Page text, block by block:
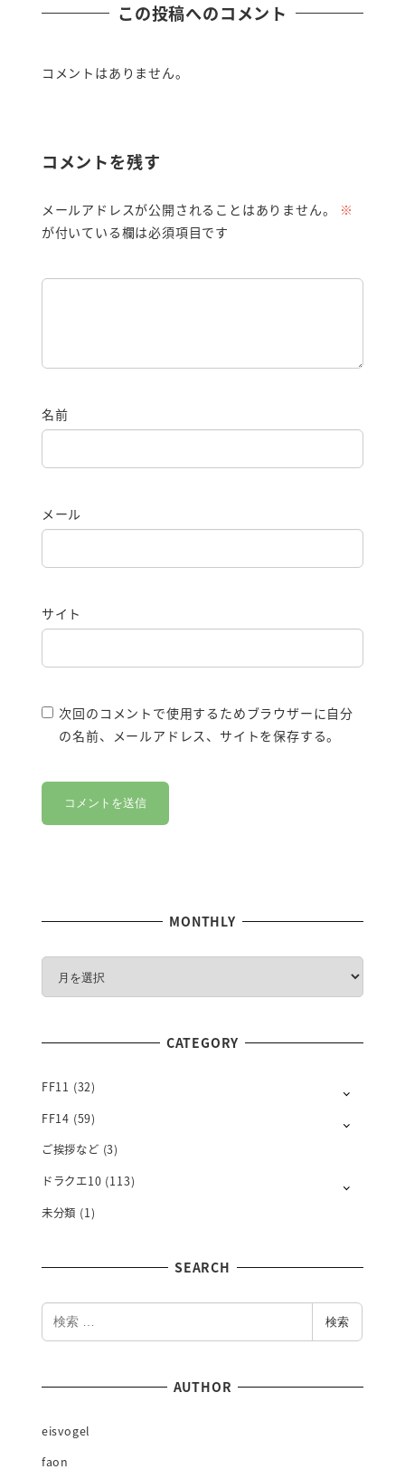
この投稿へのコメント
コメントはありません。
コメントを残す
メールアドレスが公開されることはありません。
※
が付いている欄は必須項目です
名前
メール
サイト
次回のコメントで使用するためブラウザーに自分
の名前、メールアドレス、サイトを保存する。
MONTHLY
H
Y
CATEGORY
FF11 (32)
FF14 (59)
ご挨拶など (3)
ドラクエ10 (113)
未分類 (1)
SEARCH
検
検索
AUTHOR
eisvogel
faon